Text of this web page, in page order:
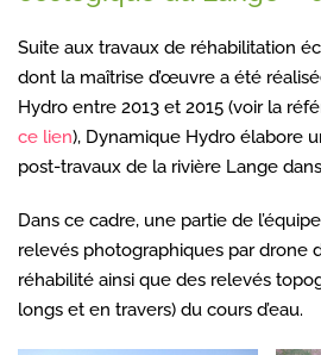
Suite aux travaux de réhabilitation
dont la maîtrise d’œuvre a été
Hydro entre 2013 et 2015 (voir la
ce lien), Dynamique Hydro élabore
post-travaux de la rivière Lange dans
Dans ce cadre, une partie de
relevés photographiques par drone
réhabilité ainsi que des relevés
longs et en travers) du cours d’eau.